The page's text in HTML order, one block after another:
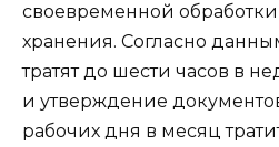
своевременной
хранения. Согласно
тратят до шести часов в
и утверждение
рабочих дня в месяц